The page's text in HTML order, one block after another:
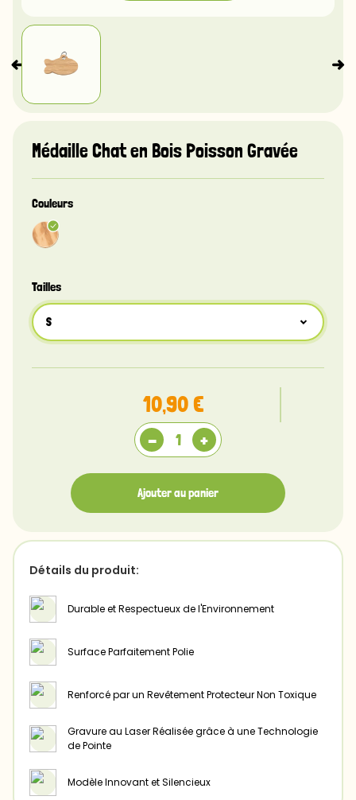
Médaille Chat en Bois Poisson Gravée
Couleurs
Tailles
S
10,90 €
- +
Ajouter au panier
Détails du produit:
Durable et Respectueux de l'Environnement
Surface Parfaitement Polie
Renforcé par un Revêtement Protecteur Non Toxique
Gravure au Laser Réalisée grâce à une Technologie
de Pointe
Modèle Innovant et Silencieux